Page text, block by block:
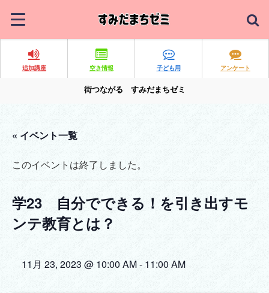
追加講座 空き情報 子ども用 アンケート
街つながる すみだまちゼミ
« イベント一覧
このイベントは終了しました。
学23 自分でできる！を引き出すモ
ンテ教育とは？
11月 23, 2023 @ 10:00 AM- 11:00 AM